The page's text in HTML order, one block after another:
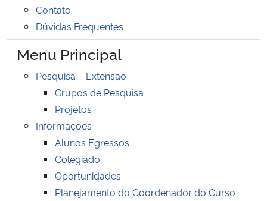
Ministério da Cidadania
Ministério de Minas e Energia
Ministério da Ciência, Tecnologia, Inovações e Comunicações
Ministério do Meio Ambiente
Ministério do Turismo
Contato
Dúvidas Frequentes
Menu Principal
Pesquisa – Extensão
Grupos de Pesquisa
Projetos
Informações
Alunos Egressos
Colegiado
Oportunidades
Planejamento do Coordenador do Curso